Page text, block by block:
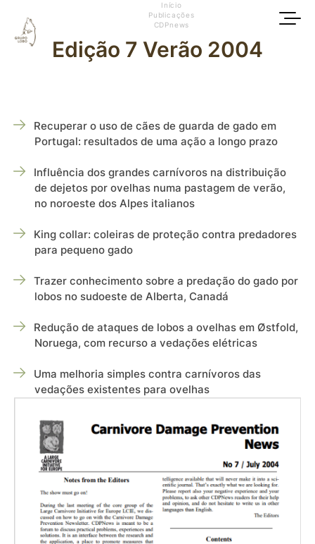
Início
Publicações
CDPnews
Edição 7 Verão 2004
Recuperar o uso de cães de guarda de gado em
Portugal: resultados de uma ação a longo prazo
Influência dos grandes carnívoros na distribuição
de dejetos por ovelhas numa pastagem de verão,
no noroeste dos Alpes italianos
King collar: coleiras de proteção contra predadores
para pequeno gado
Trazer conhecimento sobre a predação do gado por
lobos no sudoeste de Alberta, Canadá
Redução de ataques de lobos a ovelhas em Østfold,
Noruega, com recurso a vedações elétricas
Uma melhoria simples contra carnívoros das
vedações existentes para ovelhas